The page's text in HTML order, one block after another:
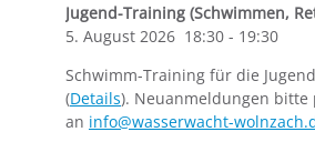
Jugend-Training (Schwimmen,
5. August 2026 18:30 - 19:30
Schwimm-Training für die
(Details). Neuanmeldungen bitte
an info@wasserwacht-